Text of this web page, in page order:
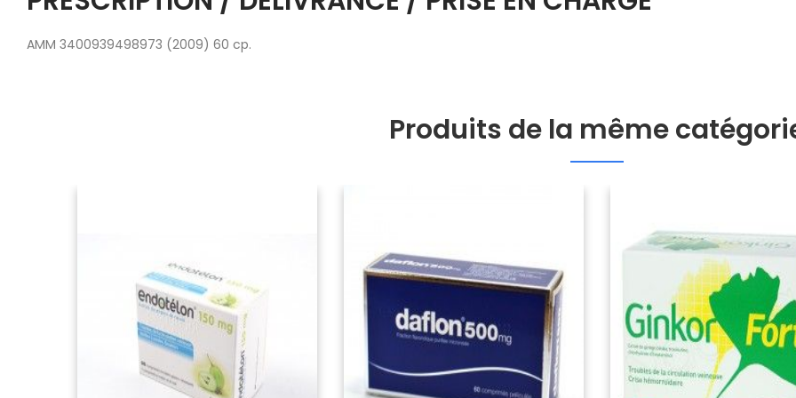
AMM 3400939498973 (2009) 60 cp.
Produits de la même